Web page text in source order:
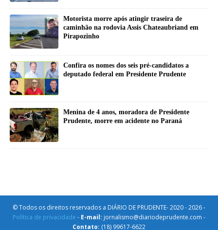
Motorista morre após atingir traseira de
caminhão na rodovia Assis Chateaubriand em
Pirapozinho
Confira os nomes dos seis pré-candidatos a
deputado federal em Presidente Prudente
Menina de 4 anos, moradora de Presidente
Prudente, morre em acidente no Paraná
© Todos os direitos reservados a DIÁRIO DE PRUDENTE- 2020 - 2026 -
Política de privacidade - E-mail: jornalismo@diariodeprudente.com -
Contato: (18) 99617-6622